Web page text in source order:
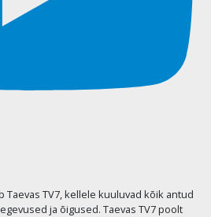
Taevas TV7, kellele kuuluvad kõik antud
ja õigused. Taevas TV7 poolt